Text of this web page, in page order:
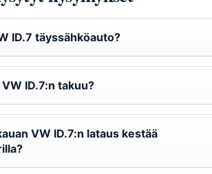
ID.7 täyssähköauto?
ID.7:n takuu?
VW ID.7:n lataus kestää